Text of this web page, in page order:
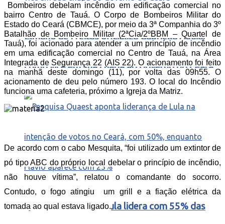
Elmano de Freitas oficializa Gabriella Aguiar
como vice em sua chapa ao Governo do Ceará
Quaest – No Ceará Lula lidera com 55% das
Bombeiros debelam incêndio em edificação comercial no
bairro Centro de Tauá. O Corpo de Bombeiros Militar do
Estado do Ceará (CBMCE), por meio da 3ª Companhia do 3º
Batalhão de Bombeiro Militar (2ªCia/2ºBBM – Quartel de
Tauá), foi acionado para atender a um princípio de incêndio
em uma edificação comercial no Centro de Tauá, na Área
Integrada de Segurança 22 (AIS 22). O acionamento foi feito
na manhã deste domingo (11), por volta das 09h55. O
acionamento de deu pelo número 193. O local do Incêndio
funciona uma cafeteria, próximo a Igreja da Matriz.
De acordo com o cabo Mesquita, “foi utilizado um extintor de
pó tipo ABC do próprio local debelar o princípio de incêndio,
não houve vítima”, relatou o comandante do socorro.
Contudo, o fogo atingiu um grill e a fiação elétrica da
tomada ao qual estava ligado.